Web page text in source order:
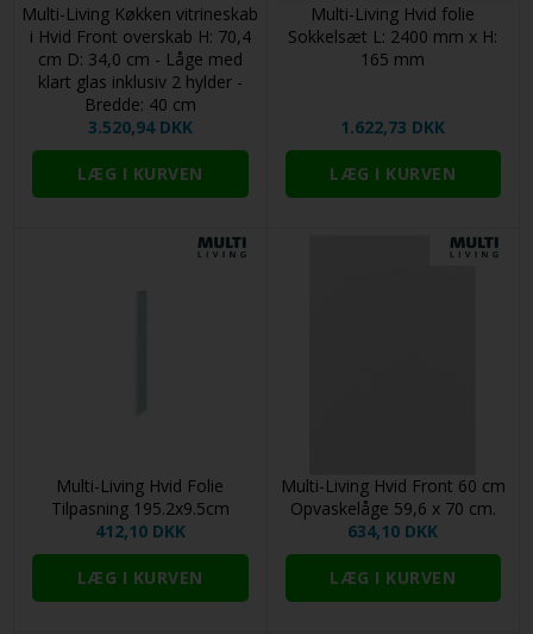
Multi-Living Køkken vitrineskab
i Hvid Front overskab H: 70,4
cm D: 34,0 cm - Låge med
klart glas inklusiv 2 hylder -
Bredde: 40 cm
3.520,94 DKK
Multi-Living Hvid folie
Sokkelsæt L: 2400 mm x H:
165 mm
1.622,73 DKK
Multi-Living Hvid Folie
Tilpasning 195.2x9.5cm
412,10 DKK
Multi-Living Hvid Front 60 cm
Opvaskelåge 59,6 x 70 cm.
634,10 DKK